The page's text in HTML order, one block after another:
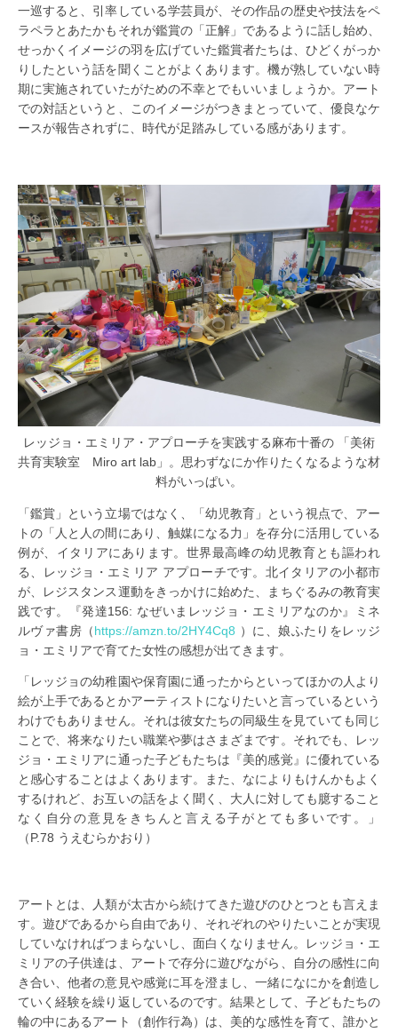
一巡すると、引率している学芸員が、その作品の歴史や技法をペ
ラペラとあたかもそれが鑑賞の「正解」であるように話し始め、
せっかくイメージの羽を広げていた鑑賞者たちは、ひどくがっか
りしたという話を聞くことがよくあります。機が熟していない時
期に実施されていたがための不幸とでもいいましょうか。アート
での対話というと、このイメージがつきまとっていて、優良なケ
ースが報告されずに、時代が足踏みしている感があります。
レッジョ・エミリア・アプローチを実践する麻布十番の 「美術
共育実験室 Miro art lab」。思わずなにか作りたくなるような材
料がいっぱい。
「鑑賞」という立場ではなく、「幼児教育」という視点で、アー
トの「人と人の間にあり、触媒になる力」を存分に活用している
例が、イタリアにあります。世界最高峰の幼児教育とも謳われ
る、レッジョ・エミリア アプローチです。北イタリアの小都市
が、レジスタンス運動をきっかけに始めた、まちぐるみの教育実
践です。『発達156: なぜいまレッジョ・エミリアなのか』ミネ
ルヴァ書房（https://amzn.to/2HY4Cq8 ）に、娘ふたりをレッジ
ョ・エミリアで育てた女性の感想が出てきます。
「レッジョの幼稚園や保育園に通ったからといってほかの人より
絵が上手であるとかアーティストになりたいと言っているという
わけでもありません。それは彼女たちの同級生を見ていても同じ
ことで、将来なりたい職業や夢はさまざまです。それでも、レッ
ジョ・エミリアに通った子どもたちは『美的感覚』に優れている
と感心することはよくあります。また、なによりもけんかもよく
するけれど、お互いの話をよく聞く、大人に対しても臆すること
なく自分の意見をきちんと言える子がとても多いです。」
（P.78 うえむらかおり）
アートとは、人類が太古から続けてきた遊びのひとつとも言えま
す。遊びであるから自由であり、それぞれのやりたいことが実現
していなければつまらないし、面白くなりません。レッジョ・エ
ミリアの子供達は、アートで存分に遊びながら、自分の感性に向
き合い、他者の意見や感覚に耳を澄まし、一緒になにかを創造し
ていく経験を繰り返しているのです。結果として、子どもたちの
輪の中にあるアート（創作行為）は、美的な感性を育て、誰かと